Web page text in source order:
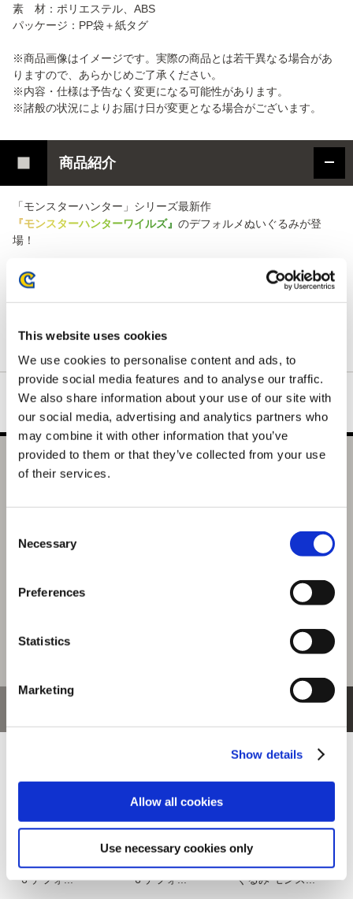
This website uses cookies
We use cookies to personalise content and ads, to
provide social media features and to analyse our traffic.
We also share information about your use of our site with
our social media, advertising and analytics partners who
may combine it with other information that you’ve
provided to them or that they’ve collected from your use
of their services.
Selection
Necessary
Preferences
Statistics
Marketing
Show details
Allow all cookies
Use necessary cookies only
素 材：ポリエステル、ABS
パッケージ：PP袋＋紙タグ
※商品画像はイメージです。実際の商品とは若干異なる場合があ
りますので、あらかじめご了承ください。
※内容・仕様は予告なく変更になる可能性があります。
※諸般の状況によりお届け日が変更となる場合がございます。
商品紹介
「モンスターハンター」シリーズ最新作
『モンスターハンターワイルズ』 のデフォルメぬいぐるみが登
場！
『モンスターハンターワイルズ』に登場する「オトモアイル
ー」、「セクレト」の
かわいいデフォルメぬいぐるみを販売いたします！
ンになっております。
モンスターハンターワイルズ デフォルメぬいぐるみ オトモ
選択中の商品
MHWilds アイルー
3,850円
(税込)
ストリートファイタ
ー6 デフォ...
ー6 デフォ...
ぐるみ モンス...